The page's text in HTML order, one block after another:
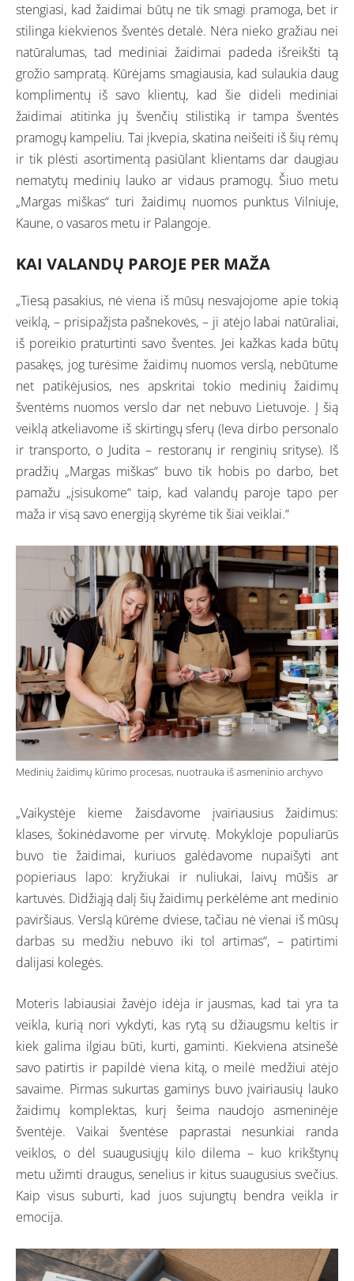
stengiasi, kad žaidimai būtų ne tik smagi pramoga, bet ir
stilinga kiekvienos šventės detalė. Nėra nieko gražiau nei
natūralumas, tad mediniai žaidimai padeda išreikšti tą
grožio sampratą. Kūrėjams smagiausia, kad sulaukia daug
komplimentų iš savo klientų, kad šie dideli mediniai
žaidimai atitinka jų švenčių stilistiką ir tampa šventės
pramogų kampeliu. Tai įkvepia, skatina neišeiti iš šių rėmų
ir tik plėsti asortimentą pasiūlant klientams dar daugiau
nematytų medinių lauko ar vidaus pramogų. Šiuo metu
„Margas miškas“ turi žaidimų nuomos punktus Vilniuje,
Kaune, o vasaros metu ir Palangoje.
KAI VALANDŲ PAROJE PER MAŽA
„Tiesą pasakius, nė viena iš mūsų nesvajojome apie tokią
veiklą, – prisipažįsta pašnekovės, – ji atėjo labai natūraliai,
iš poreikio praturtinti savo šventes. Jei kažkas kada būtų
pasakęs, jog turėsime žaidimų nuomos verslą, nebūtume
net patikėjusios, nes apskritai tokio medinių žaidimų
šventėms nuomos verslo dar net nebuvo Lietuvoje. Į šią
veiklą atkeliavome iš skirtingų sferų (Ieva dirbo personalo
ir transporto, o Judita – restoranų ir renginių srityse). Iš
pradžių „Margas miškas“ buvo tik hobis po darbo, bet
pamažu „įsisukome“ taip, kad valandų paroje tapo per
maža ir visą savo energiją skyrėme tik šiai veiklai.“
Medinių žaidimų kūrimo procesas, nuotrauka iš asmeninio archyvo
„Vaikystėje kieme žaisdavome įvairiausius žaidimus:
klases, šokinėdavome per virvutę. Mokykloje populiarūs
buvo tie žaidimai, kuriuos galėdavome nupaišyti ant
popieriaus lapo: kryžiukai ir nuliukai, laivų mūšis ar
kartuvės. Didžiąją dalį šių žaidimų perkėlėme ant medinio
paviršiaus. Verslą kūrėme dviese, tačiau nė vienai iš mūsų
darbas su medžiu nebuvo iki tol artimas“, – patirtimi
dalijasi kolegės.
Moteris labiausiai žavėjo idėja ir jausmas, kad tai yra ta
veikla, kurią nori vykdyti, kas rytą su džiaugsmu keltis ir
kiek galima ilgiau būti, kurti, gaminti. Kiekviena atsinešė
savo patirtis ir papildė viena kitą, o meilė medžiui atėjo
savaime. Pirmas sukurtas gaminys buvo įvairiausių lauko
žaidimų komplektas, kurį šeima naudojo asmeninėje
šventėje. Vaikai šventėse paprastai nesunkiai randa
veiklos, o dėl suaugusiųjų kilo dilema – kuo krikštynų
metu užimti draugus, senelius ir kitus suaugusius svečius.
Kaip visus suburti, kad juos sujungtų bendra veikla ir
emocija.